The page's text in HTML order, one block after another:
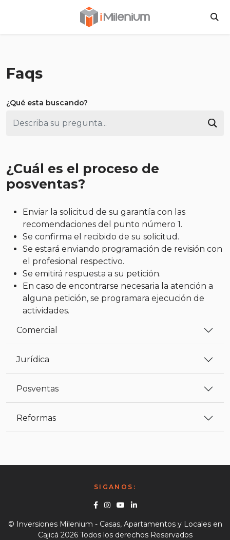
Faqs
¿Qué esta buscando?
¿Cuál es el proceso de
posventas?
Enviar la solicitud de su garantía con las
recomendaciones del punto número 1.
Se confirma el recibido de su solicitud.
Se estará enviando programación de revisión con
el profesional respectivo.
Se emitirá respuesta a su petición.
En caso de encontrarse necesaria la atención a
alguna petición, se programara ejecución de
actividades.
Comercial
Jurídica
Posventas
Reformas
SIGANOS:
Facebook
Instagram
YoutubeLinkedin
© Inversiones Milenium - Casas, Apartamentos y Locales en
Cajicá 2026 Todos los derechos Reservados